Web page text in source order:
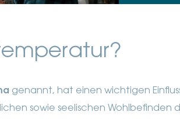
genannt, hat einen wichtigen
sowie seelischen Wohlbefinden